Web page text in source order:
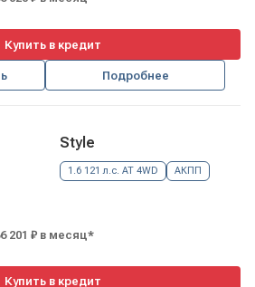
Купить в кредит
Подробнее
Style
1.6 121 л.с. AT 4WD АКПП
201 ₽ в месяц*
Купить в кредит